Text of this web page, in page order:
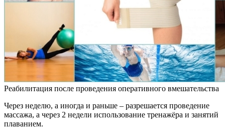
Реабилитация после проведения оперативного вмешательства
Через неделю, а иногда и раньше – разрешается проведение
массажа, а через 2 недели использование тренажёра и занятий
плаванием.